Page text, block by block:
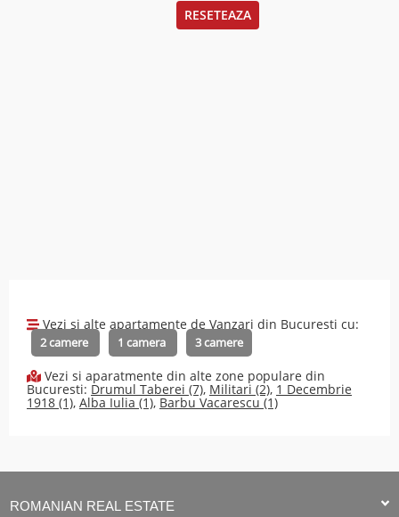
RESETEAZA
Vezi si alte apartamente de Vanzari din Bucuresti cu:
2 camere 1 camera 3 camere
Vezi si aparatmente din alte zone populare din
Bucuresti: Drumul Taberei (7), Militari (2), 1 Decembrie
1918 (1), Alba Iulia (1), Barbu Vacarescu (1)
ROMANIAN REAL ESTATE